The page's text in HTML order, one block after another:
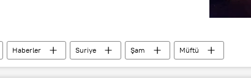
Haberler Suriye Şam
Müftü